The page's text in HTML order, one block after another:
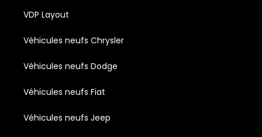
VDP Layout
Véhicules neufs Chrysler
Véhicules neufs Dodge
Véhicules neufs Fiat
Véhicules neufs Jeep